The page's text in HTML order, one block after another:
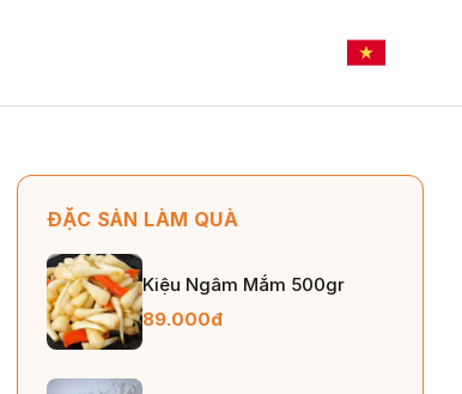
ĐẶC SẢN LÀM QUÀ
Kiệu Ngâm Mắm 500gr
89.000đ